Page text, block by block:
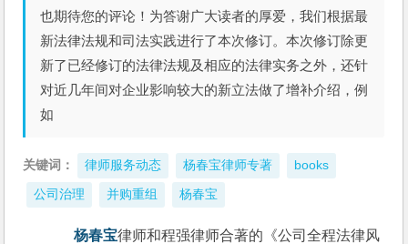
也期待您的评论！为答谢广大读者的厚爱，我们根据最
新法律法规和司法实践进行了本次修订。本次修订除更
新了已经修订的法律法规及相应的法律实务之外，还针
对近几年间对企业影响较大的新立法做了增补介绍，例
如
关键词： 律师服务动态 杨春宝律师专著 books
公司治理 并购重组 杨春宝
杨春宝律师和程强律师合著的《公司全程法律风